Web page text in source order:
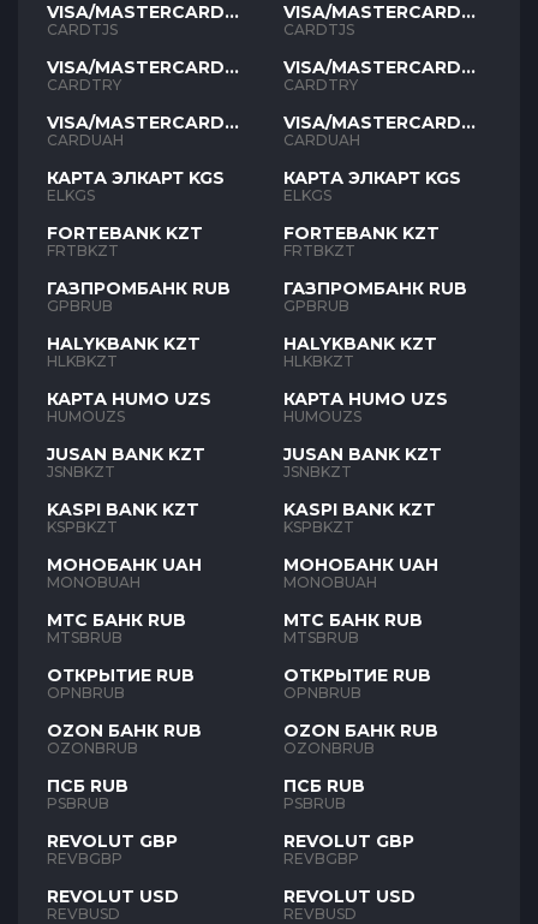
VISA/MASTERCARD
TJS
CARDTJS
VISA/MASTERCARD
TYR
CARDTRY
VISA/MASTERCARD
UAH
CARDUAH
КАРТА ЭЛКАРТ KGS
ELKGS
FORTEBANK KZT
FRTBKZT
ГАЗПРОМБАНК RUB
GPBRUB
HALYKBANK KZT
HLKBKZT
КАРТА HUMO UZS
HUMOUZS
JUSAN BANK KZT
JSNBKZT
KASPI BANK KZT
KSPBKZT
МОНОБАНК UAH
MONOBUAH
МТС БАНК RUB
MTSBRUB
ОТКРЫТИЕ RUB
OPNBRUB
OZON БАНК RUB
OZONBRUB
ПСБ RUB
PSBRUB
REVOLUT GBP
REVBGBP
REVOLUT USD
REVBUSD
VISA/MASTERCARD
TJS
CARDTJS
VISA/MASTERCARD
TYR
CARDTRY
VISA/MASTERCARD
UAH
CARDUAH
КАРТА ЭЛКАРТ KGS
ELKGS
FORTEBANK KZT
FRTBKZT
ГАЗПРОМБАНК RUB
GPBRUB
HALYKBANK KZT
HLKBKZT
КАРТА HUMO UZS
HUMOUZS
JUSAN BANK KZT
JSNBKZT
KASPI BANK KZT
KSPBKZT
МОНОБАНК UAH
MONOBUAH
МТС БАНК RUB
MTSBRUB
ОТКРЫТИЕ RUB
OPNBRUB
OZON БАНК RUB
OZONBRUB
ПСБ RUB
PSBRUB
REVOLUT GBP
REVBGBP
REVOLUT USD
REVBUSD